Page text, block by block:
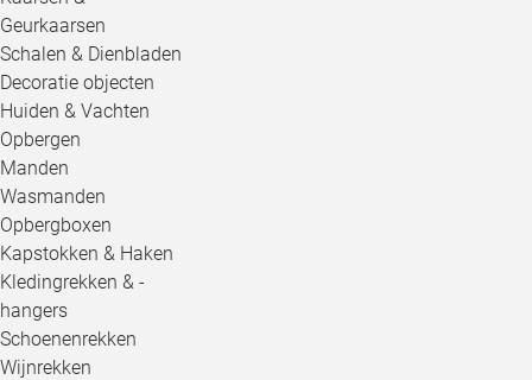
Geurkaarsen
Schalen & Dienbladen
Decoratie objecten
Huiden & Vachten
Opbergen
Manden
Wasmanden
Opbergboxen
Kapstokken & Haken
Kledingrekken & -
hangers
Schoenenrekken
Wijnrekken